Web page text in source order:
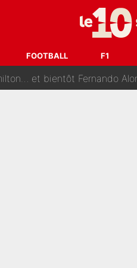
FOOTBALL F1
pour violences
la nomination de
et bientôt Fernando Alonso ?